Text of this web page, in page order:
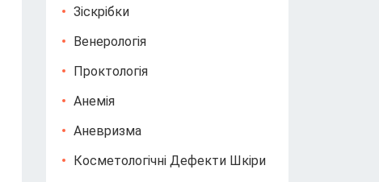
Зіскрібки
Венерологія
Проктологія
Анемія
Аневризма
Косметологічні Дефекти Шкіри